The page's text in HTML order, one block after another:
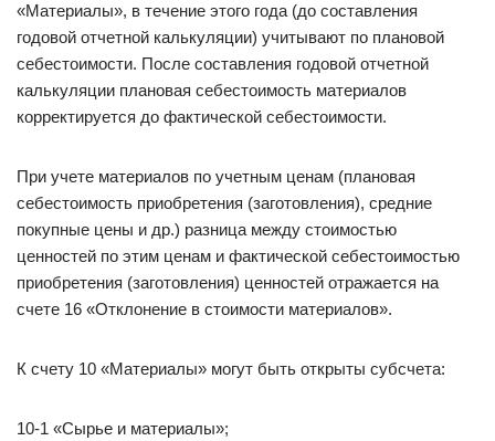
«Материалы», в течение этого года (до составления
годовой отчетной калькуляции) учитывают по плановой
себестоимости. После составления годовой отчетной
калькуляции плановая себестоимость материалов
корректируется до фактической себестоимости.
При учете материалов по учетным ценам (плановая
себестоимость приобретения (заготовления), средние
покупные цены и др.) разница между стоимостью
ценностей по этим ценам и фактической себестоимостью
приобретения (заготовления) ценностей отражается на
счете 16 «Отклонение в стоимости материалов».
К счету 10 «Материалы» могут быть открыты субсчета:
10-1 «Сырье и материалы»;